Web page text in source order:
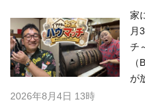
家
月
チ
が
2026年8月4日 13時